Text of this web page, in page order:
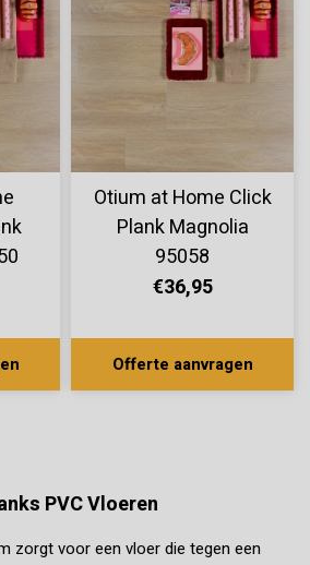
Otium at Home Click
Plank Magnolia
95058
€36,95
Offerte aanvragen
PVC Vloeren
zorgt voor een vloer die tegen een